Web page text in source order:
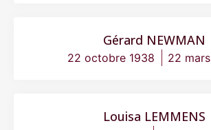
Gérard NEWMAN
22 octobre 1938 22
Louisa LEMMENS